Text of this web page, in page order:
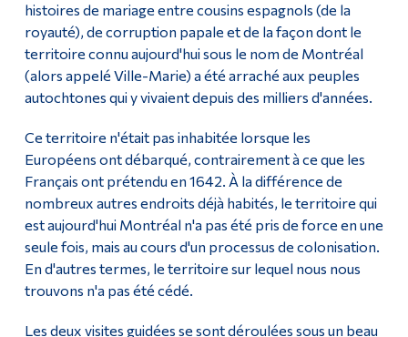
histoires de mariage entre cousins espagnols (de la
royauté), de corruption papale et de la façon dont le
territoire connu aujourd'hui sous le nom de Montréal
(alors appelé Ville-Marie) a été arraché aux peuples
autochtones qui y vivaient depuis des milliers d'années.
Ce territoire n'était pas inhabitée lorsque les
Européens ont débarqué, contrairement à ce que les
Français ont prétendu en 1642. À la différence de
nombreux autres endroits déjà habités, le territoire qui
est aujourd'hui Montréal n'a pas été pris de force en une
seule fois, mais au cours d'un processus de colonisation.
En d'autres termes, le territoire sur lequel nous nous
trouvons n'a pas été cédé.
Les deux visites guidées se sont déroulées sous un beau